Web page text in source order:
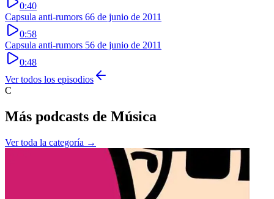
0:40
Capsula anti-rumors 66 de junio de 2011
0:58
Capsula anti-rumors 56 de junio de 2011
0:48
Ver todos los episodios
C
Más podcasts de Música
Ver toda la categoría →